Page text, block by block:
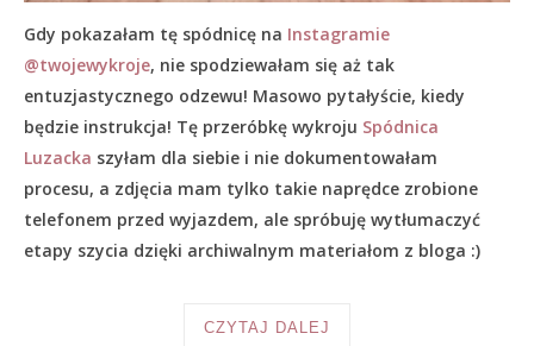
Gdy pokazałam tę spódnicę na Instagramie
@twojewykroje, nie spodziewałam się aż tak
entuzjastycznego odzewu! Masowo pytałyście, kiedy
będzie instrukcja! Tę przeróbkę wykroju Spódnica
Luzacka szyłam dla siebie i nie dokumentowałam
procesu, a zdjęcia mam tylko takie naprędce zrobione
telefonem przed wyjazdem, ale spróbuję wytłumaczyć
etapy szycia dzięki archiwalnym materiałom z bloga :)
CZYTAJ DALEJ